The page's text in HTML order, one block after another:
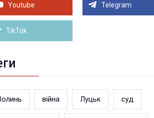
у суді довів незаконність поновлення
обліку
Youtube Telegram
TikTok
війна Луцьк суд